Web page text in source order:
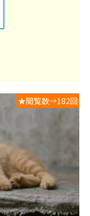
★閲覧数→182回